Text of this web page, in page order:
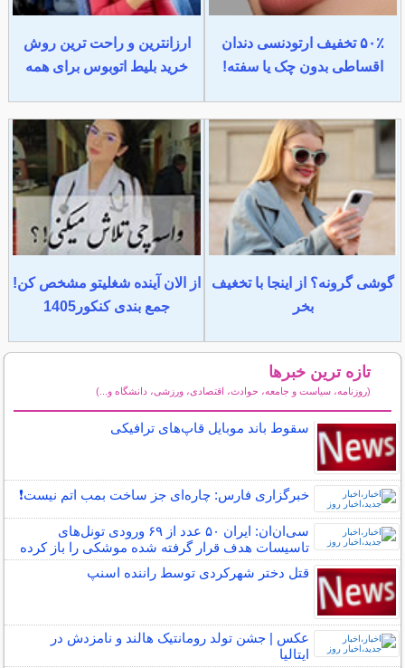
۵۰٪ تخفیف ارتودنسی دندان
اقساطی بدون چک یا سفته!
ارزانترین و راحت ترین روش
خرید بلیط اتوبوس برای همه
گوشی گرونه؟ از اینجا با تخغیف
بخر
از الان آینده شغلیتو مشخص کن!
جمع بندی کنکور1405
تازه ترین خبرها
(روزنامه، سیاست و جامعه، حوادث، اقتصادی، ورزشی، دانشگاه و...)
سقوط باند موبایل قاپ‌های ترافیکی
خبرگزاری فارس: چاره‌ای جز ساخت بمب اتم نیست❗️
سی‌ان‌ان: ایران ۵۰ عدد از ۶۹ ورودی تونل‌های
تاسیسات هدف قرار گرفته شده موشکی را باز کرده
قتل دختر شهرکردی توسط راننده اسنپ
عکس | جشن تولد رومانتیک هالند و نامزدش در
ایتالیا